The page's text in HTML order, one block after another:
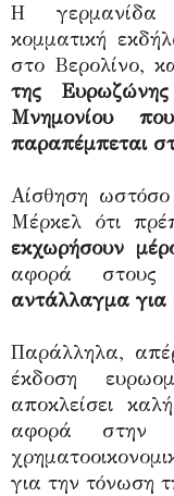
Η γερμανίδα
κομματική
στο Βερολίνο,
της
Μνημονίου
παραπέμπεται
Αίσθηση
Μέρκελ ότι
εκχωρήσουν
αφορά στους
αντάλλαγμα για
Παράλληλα,
έκδοση
αποκλείσει
αφορά στην
για την τόνωση